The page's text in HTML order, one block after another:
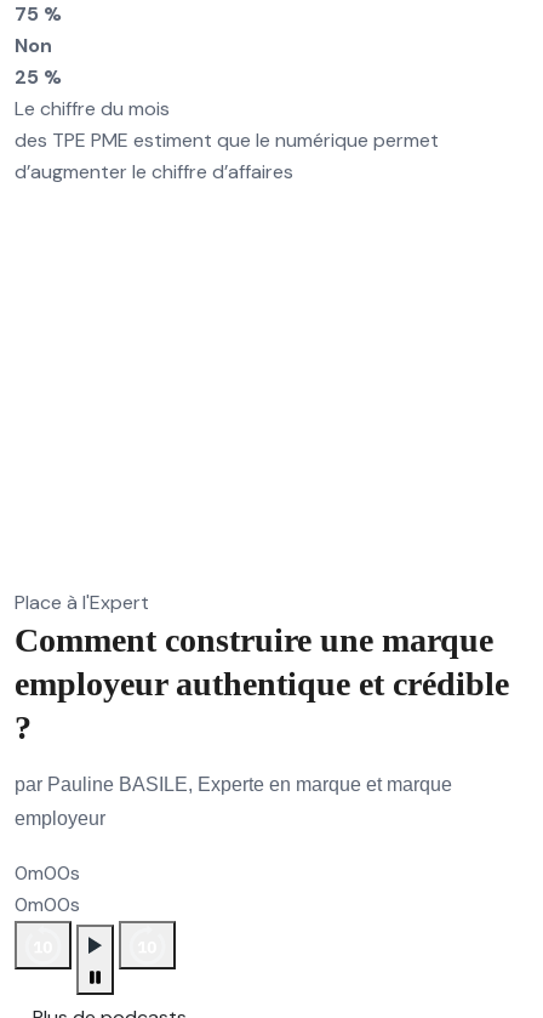
75 %
Non
25 %
Le chiffre du mois
des TPE PME estiment que le numérique permet
d’augmenter le chiffre d’affaires
Place à l'Expert
Comment construire une marque
employeur authentique et crédible
?
par Pauline BASILE, Experte en marque et marque
employeur
0m00s
0m00s